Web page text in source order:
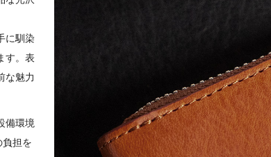
に馴染
す。表
な魅力
備環境
負担を